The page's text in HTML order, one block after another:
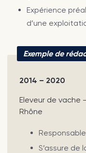
Expérience
d’une
Exemple de
2014 – 2020
Eleveur de vache
Rhône
S’assure de